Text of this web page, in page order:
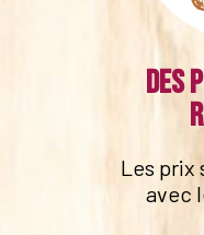
Des
Les prix
avec